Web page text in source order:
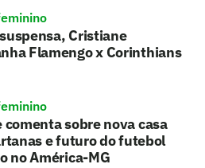
Cristiane
Flamengo x Corinthians
comenta sobre nova casa
e futuro do futebol
no América-MG